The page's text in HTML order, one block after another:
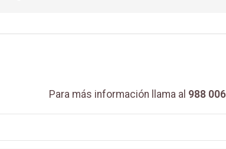
Para más información llama al 988